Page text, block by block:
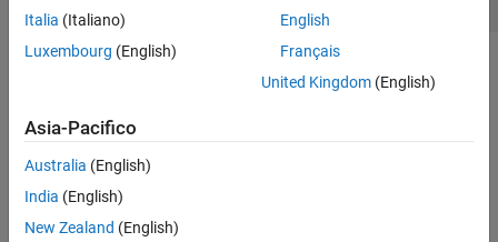
Italia (Italiano)
Luxembourg (English)
English
Français
United Kingdom(English)
Asia-Pacifico
Australia (English)
India (English)
New Zealand (English)